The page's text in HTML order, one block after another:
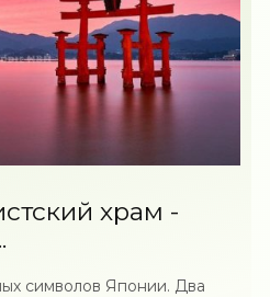
храм -
символов Японии. Два